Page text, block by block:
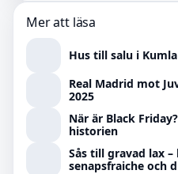
Mer att läsa
Hus till salu i
Real Madrid mot
2025
När är Black
historien
Sås till gravad lax –
senapsfraiche och